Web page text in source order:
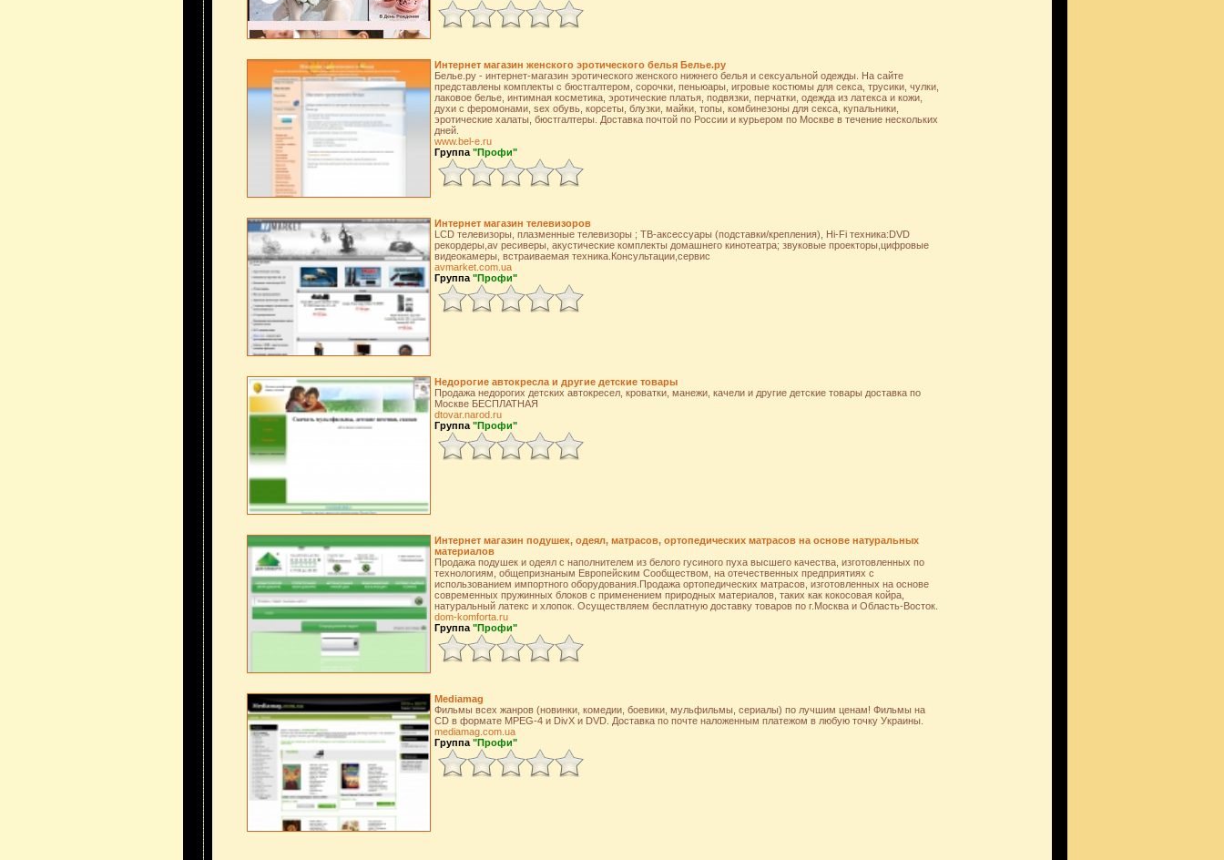
Интернет магазин женского эротического белья Белье.ру
Белье.ру - интернет-магазин эротического женского нижнего белья и сексуальной одежды. На сайте
представлены комплекты с бюстгалтером, сорочки, пеньюары, игровые костюмы для секса, трусики, чулки,
лаковое белье, интимная косметика, эротические платья, подвязки, перчатки, одежда из латекса и кожи,
духи с феромонами, sex обувь, корсеты, блузки, майки, топы, комбинезоны для секса, купальники,
эротические халаты, бюстгалтеры. Доставка почтой по России и курьером по Москве в течение нескольких
дней.
www.bel-e.ru
Группа "Профи"
Интернет магазин телевизоров
LCD телевизоры, плазменные телевизоры ; ТВ-аксессуары (подставки/крепления), Hi-Fi техника:DVD
рекордеры,av ресиверы, акустические комплекты домашнего кинотеатра; звуковые проекторы,цифровые
видеокамеры, встраиваемая техника.Консультации,сервис
avmarket.com.ua
Группа "Профи"
Недорогие автокресла и другие детские товары
Продажа недорогих детских автокресел, кроватки, манежи, качели и другие детские товары доставка по
Москве БЕСПЛАТНАЯ
dtovar.narod.ru
Группа "Профи"
Интернет магазин подушек, одеял, матрасов, ортопедических матрасов на основе натуральных
материалов
Продажа подушек и одеял с наполнителем из белого гусиного пуха высшего качества, изготовленных по
технологиям, общепризнаным Европейским Сообществом, на отечественных предприятиях с
использованием импортного оборудования.Продажа ортопедических матрасов, изготовленных на основе
современных пружинных блоков с применением природных материалов, таких как кокосовая койра,
натуральный латекс и хлопок. Осуществляем бесплатную доставку товаров по г.Москва и Область-Восток.
dom-komforta.ru
Группа "Профи"
Mediamag
Фильмы всех жанров (новинки, комедии, боевики, мульфильмы, сериалы) по лучшим ценам! Фильмы на
CD в формате MPEG-4 и DivX и DVD. Доставка по почте наложенным платежом в любую точку Украины.
mediamag.com.ua
Группа "Профи"